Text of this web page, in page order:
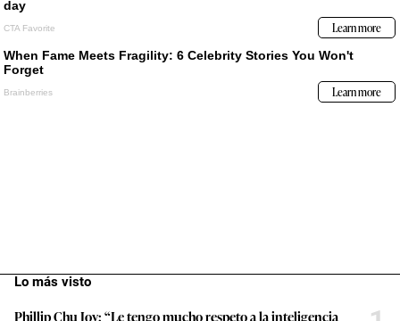
Lo más visto
Phillip Chu Joy: “Le tengo mucho respeto a la inteligencia